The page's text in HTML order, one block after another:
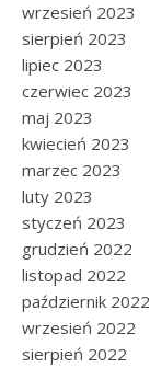
wrzesień 2023
sierpień 2023
lipiec 2023
czerwiec 2023
maj 2023
kwiecień 2023
marzec 2023
luty 2023
styczeń 2023
grudzień 2022
listopad 2022
październik 2022
wrzesień 2022
sierpień 2022